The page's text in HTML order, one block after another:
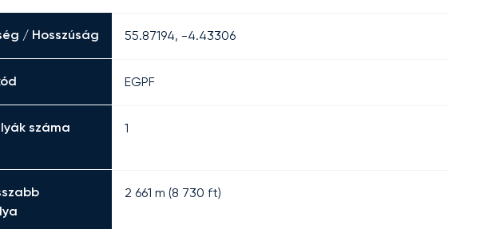
/ Hosszúság 55.87194, -4.43306
EGPF
száma 1
2 661 m (8 730 ft)